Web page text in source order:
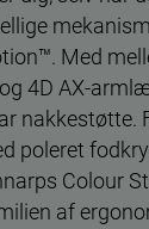
Med
4D AX-
nakkestøtte.
poleret
Colour
af